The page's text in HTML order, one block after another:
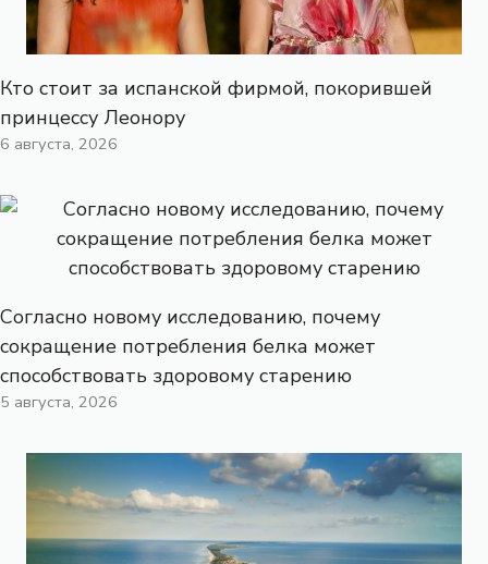
Кто стоит за испанской фирмой, покорившей
принцессу Леонору
6 августа, 2026
Согласно новому исследованию, почему
сокращение потребления белка может
способствовать здоровому старению
5 августа, 2026